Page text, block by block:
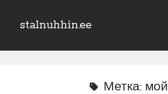
stalnuhhin.ee
Боковая
Метка: